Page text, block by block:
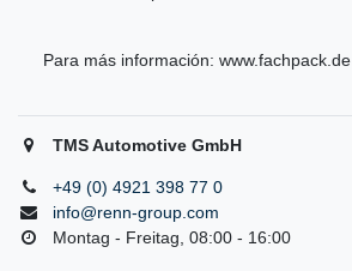
Para más información: www.fachpack.de
TMS Automotive GmbH
+49 (0) 4921 398 77 0
info@renn-group.com
Montag - Freitag, 08:00 - 16:00